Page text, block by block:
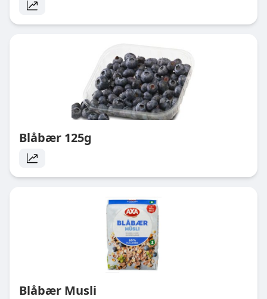
Blåbær 125g
Blåbær Musli